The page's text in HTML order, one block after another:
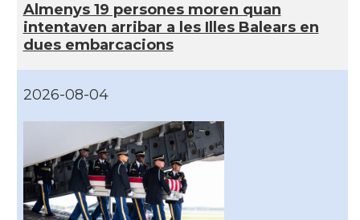
Almenys 19 persones moren quan
intentaven arribar a les Illes Balears en
dues embarcacions
2026-08-04